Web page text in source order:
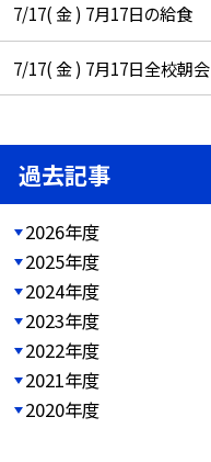
7/17( 金 ) 7月17日の給食
7/17( 金 ) 7月17日全校朝会
過去記事
2026年度
2025年度
2024年度
2023年度
2022年度
2021年度
2020年度